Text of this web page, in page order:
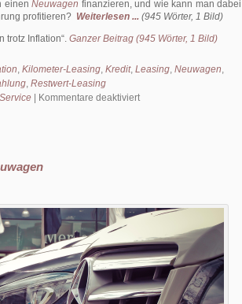
einen Neuwagen finanzieren, und wie kann man dabei
profitieren? Weiterlesen ... (945 Wörter, 1 Bild)
trotz Inflation . Ganzer Beitrag (945 Wörter, 1 Bild)
, Kilometer-Leasing, Kredit, Leasing, Neuwagen,
, Restwert-Leasing
Service| Kommentare deaktiviertfür